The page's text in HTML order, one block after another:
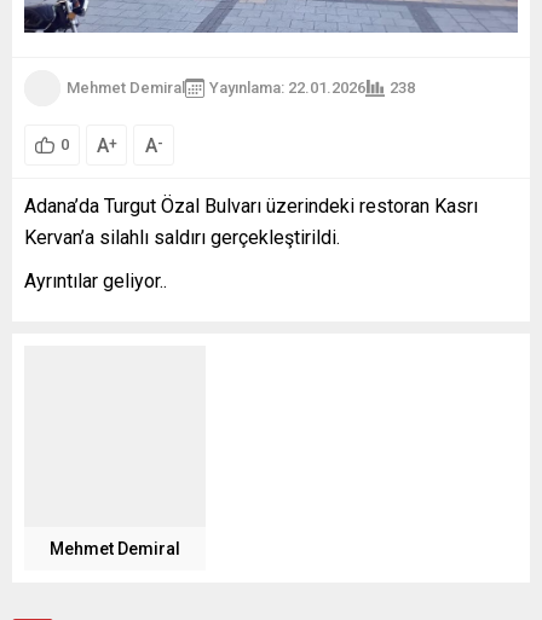
Mehmet Demiral Yayınlama: 22.01.2026 238
0 A+ A-
Adana’da Turgut Özal Bulvarı üzerindeki restoran Kasrı
Kervan’a silahlı saldırı gerçekleştirildi.
Ayrıntılar geliyor..
Mehmet Demiral